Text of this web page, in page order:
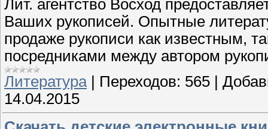
Лит. агентство Восход
Ваших рукописей. Опытные
продаже рукописи как известным,
посредниками между автором
Литература | Переходов: 565 |
14.04.2015